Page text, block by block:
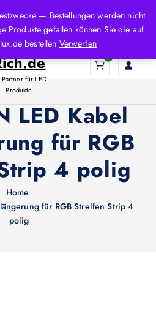
— Bestellungen werden nicht
Produkte gefallen können Sie die auf
bestellen Verwerfen
LED-
für LED
Produkte
LED Kabel
für RGB
4 polig
Home
für RGB Streifen Strip 4
polig